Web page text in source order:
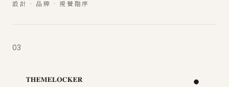
設計 · 品牌 · 視覺階序
03